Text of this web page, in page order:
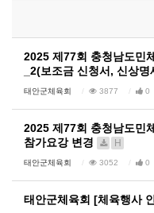
2025 제77회 충청남도민
_2(보조금 신청서, 신상명
태안군체육회 3877 0
2025 제77회 충청남도민
참가요강 변경
H
태안군체육회 3052 0
태안군체육회 [체육행사